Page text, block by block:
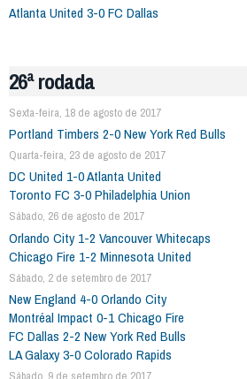
Atlanta United 3-0 FC Dallas
26ª rodada
Sexta-feira, 18 de agosto de 2017
Portland Timbers 2-0 New York Red Bulls
Quarta-feira, 23 de agosto de 2017
DC United 1-0 Atlanta United
Toronto FC 3-0 Philadelphia Union
Sábado, 26 de agosto de 2017
Orlando City 1-2 Vancouver Whitecaps
Chicago Fire 1-2 Minnesota United
Sábado, 2 de setembro de 2017
New England 4-0 Orlando City
Montréal Impact 0-1 Chicago Fire
FC Dallas 2-2 New York Red Bulls
LA Galaxy 3-0 Colorado Rapids
Sábado, 9 de setembro de 2017